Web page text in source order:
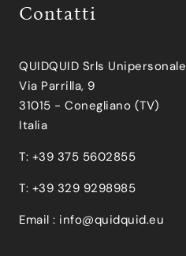
Contatti
QUIDQUID Srls Unipersonale
Via Parrilla, 9
31015 - Conegliano (TV)
Italia
T: +39 375 5602855
T: +39 329 9298985
Email : info@quidquid.eu